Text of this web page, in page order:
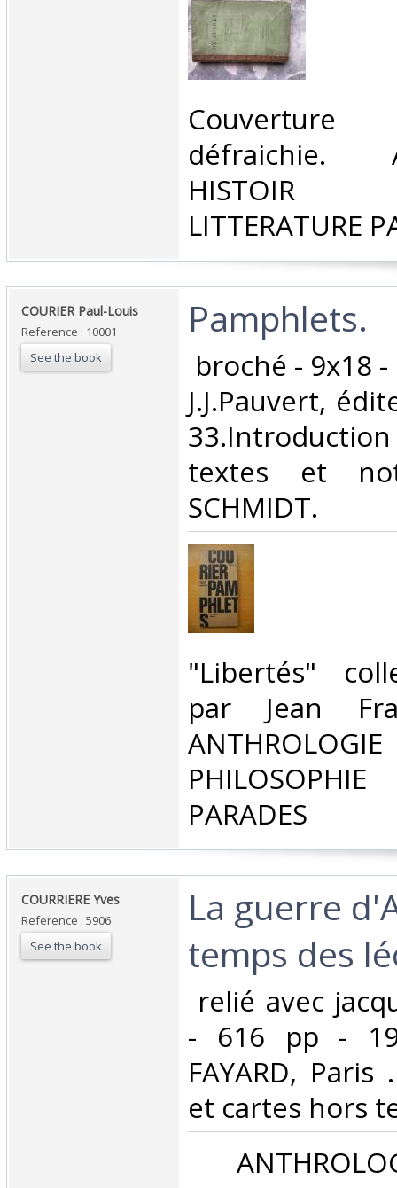
‎Couverture
défraichie.
HISTOIR
LITTERATURE
‎COURIER Paul-Louis ‎
Reference : 10001
See the book
‎Pamphlets. ‎
broché - 9x18
J.J.Pauvert,
textes et
SCHMIDT. ‎
‎"Libertés"
par Jean
PHILOSOPHIE
PARADES‎
‎COURRIERE Yves‎
Reference : 5906
See the book
‎La guerre
temps des
relié avec
- 616 pp -
FAYARD,
et cartes hors